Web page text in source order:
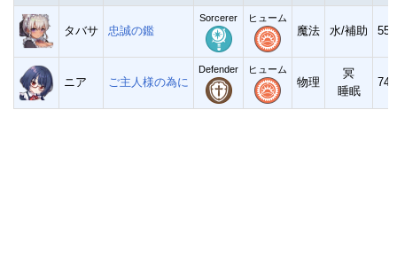
タバサ 忠誠の鑑
Sorcerer ヒューム
魔法 水/補助 556
ニア ご主人様の為に
Defender ヒューム
物理
冥
睡眠
747